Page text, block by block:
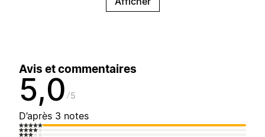
Avis et commentaires
5,0 5
D’après 3 notes